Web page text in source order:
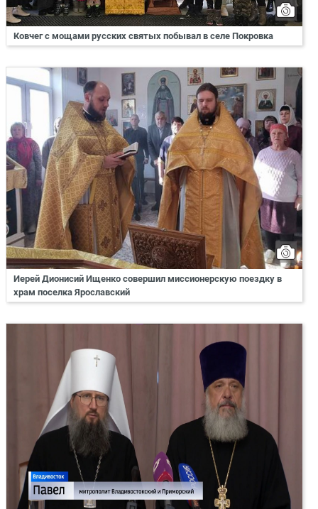
Ковчег с мощами русских святых побывал в селе Покровка
Иерей Дионисий Ищенко совершил миссионерскую поездку в
храм поселка Ярославский